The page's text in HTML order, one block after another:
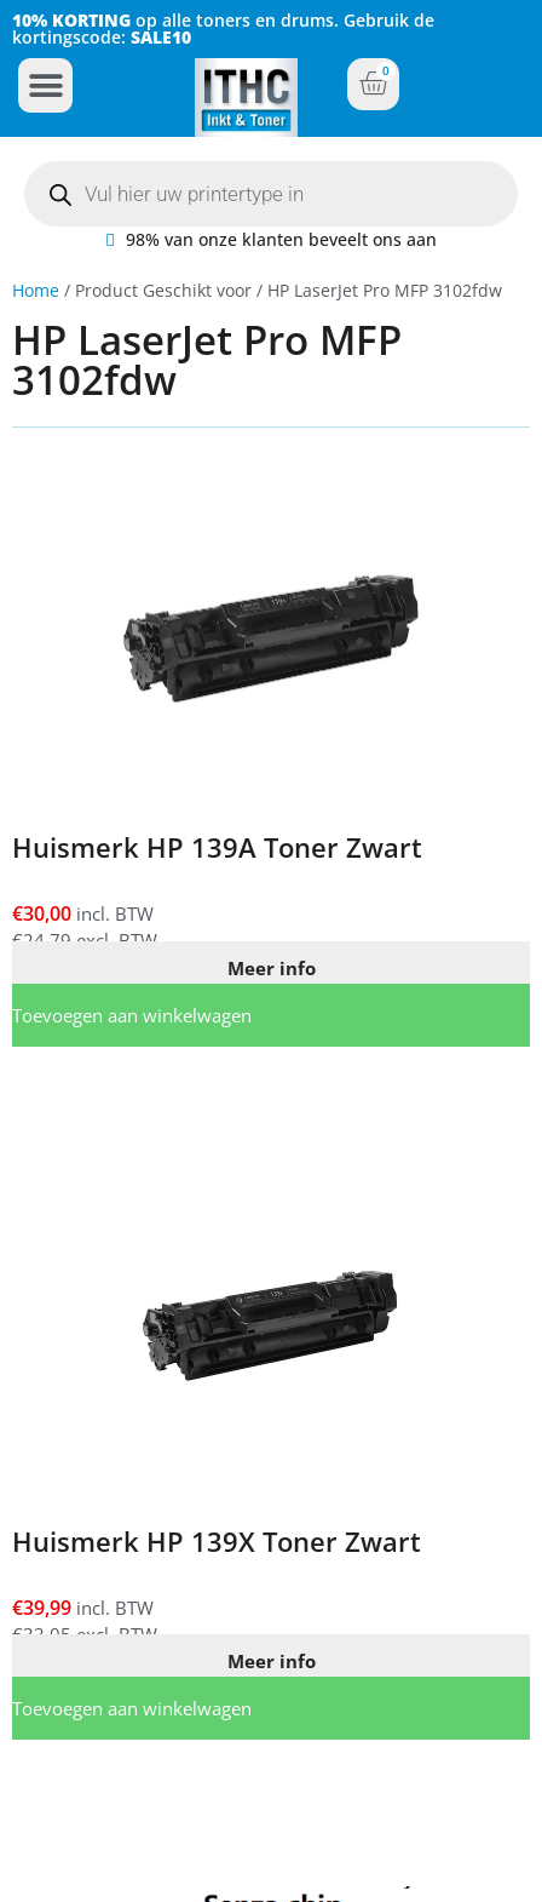
10% KORTING op alle toners en drums. Gebruik de
kortingscode: SALE10
0
98% van onze klanten beveelt ons aan
Home / Product Geschikt voor / HP LaserJet Pro MFP 3102fdw
HP LaserJet Pro MFP
3102fdw
Huismerk HP 139A Toner Zwart
€30,00 incl. BTW
€24,79 excl. BTW
Meer info
Toevoegen aan winkelwagen
Huismerk HP 139X Toner Zwart
€39,99 incl. BTW
€33,05 excl. BTW
Meer info
Toevoegen aan winkelwagen